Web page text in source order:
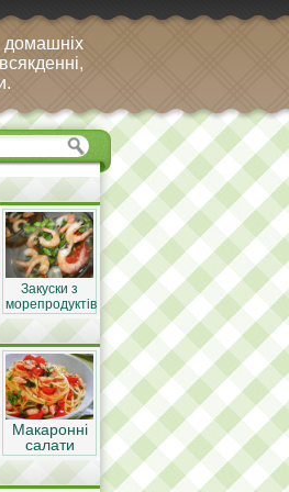
Закуски з
морепродуктів
Макаронні
салати